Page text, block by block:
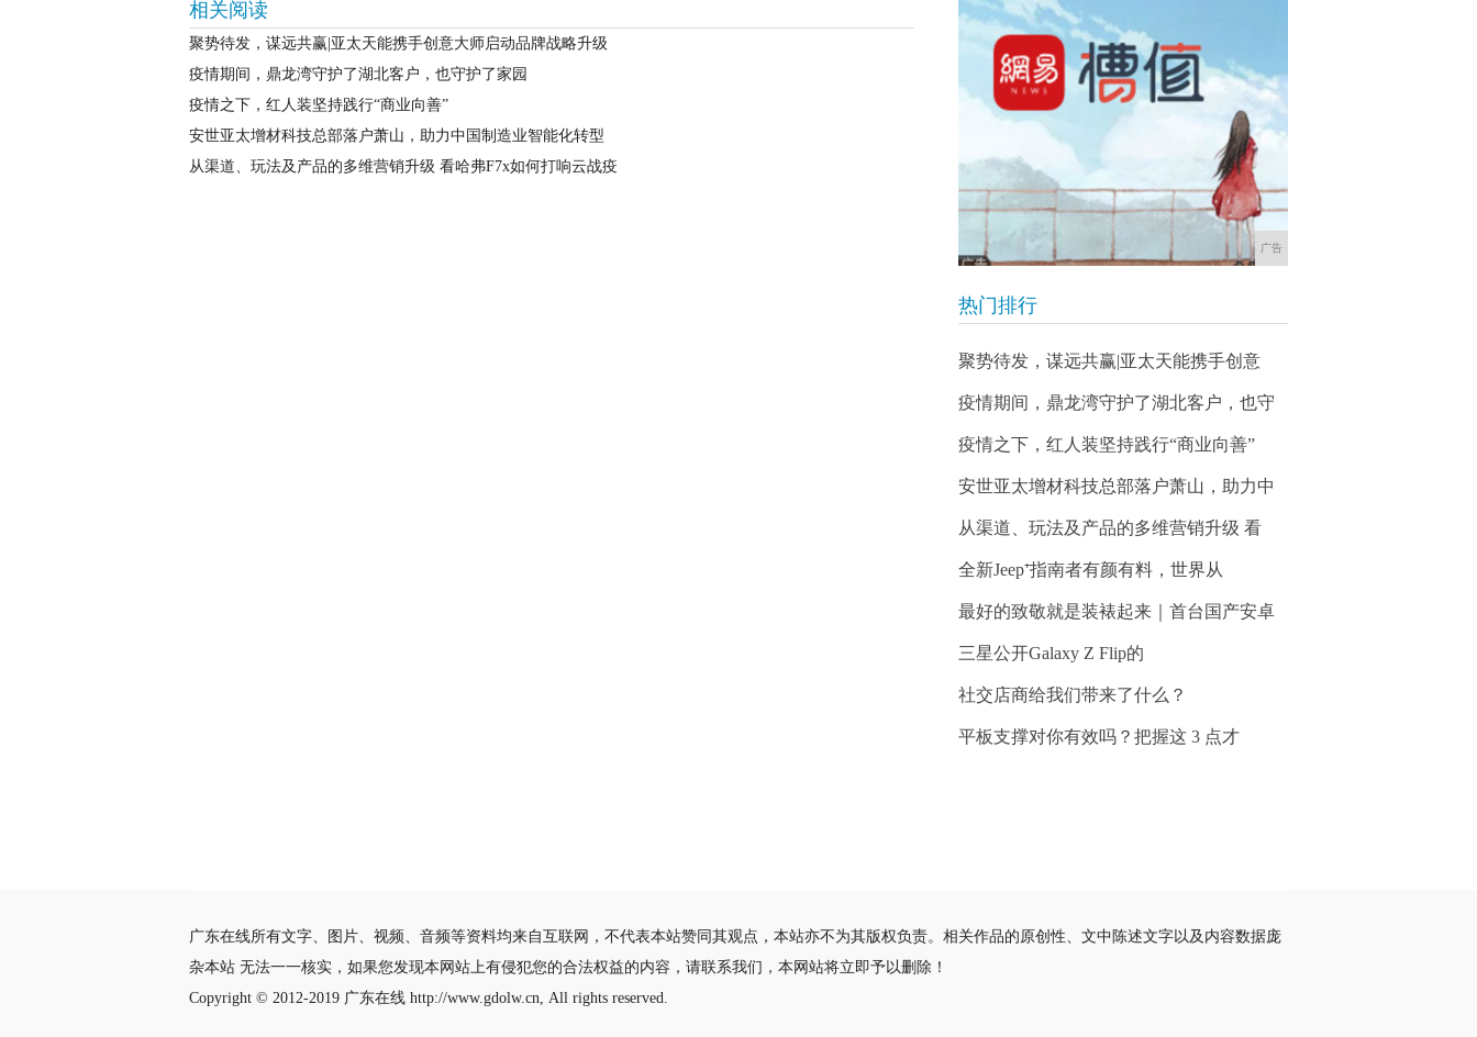
相关阅读
聚势待发，谋远共赢|亚太天能携手创意大师启动品牌战略升级
疫情期间，鼎龙湾守护了湖北客户，也守护了家园
疫情之下，红人装坚持践行“商业向善”
安世亚太增材科技总部落户萧山，助力中国制造业智能化转型
从渠道、玩法及产品的多维营销升级 看哈弗F7x如何打响云战疫
广告
热门排行
聚势待发，谋远共赢|亚太天能携手创意
疫情期间，鼎龙湾守护了湖北客户，也守
疫情之下，红人装坚持践行“商业向善”
安世亚太增材科技总部落户萧山，助力中
从渠道、玩法及产品的多维营销升级 看
全新Jeep⁺指南者有颜有料，世界从
最好的致敬就是装裱起来｜首台国产安卓
三星公开Galaxy Z Flip的
社交店商给我们带来了什么？
平板支撑对你有效吗？把握这 3 点才
广东在线所有文字、图片、视频、音频等资料均来自互联网，不代表本站赞同其观点，本站亦不为其版权负责。相关作品的原创性、文中陈述文字以及内容数据庞
杂本站 无法一一核实，如果您发现本网站上有侵犯您的合法权益的内容，请联系我们，本网站将立即予以删除！
Copyright © 2012-2019 广东在线 http://www.gdolw.cn, All rights reserved.